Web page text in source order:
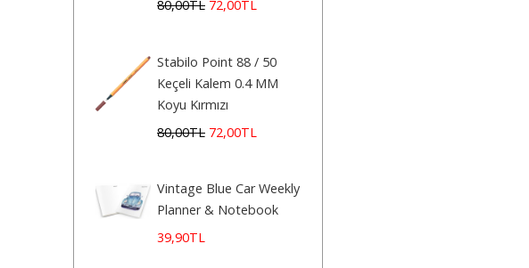
80,00TL 72,00TL
Stabilo Point 88 / 50
Keçeli Kalem 0.4 MM
Koyu Kırmızı
80,00TL 72,00TL
Vintage Blue Car Weekly
Planner & Notebook
39,90TL